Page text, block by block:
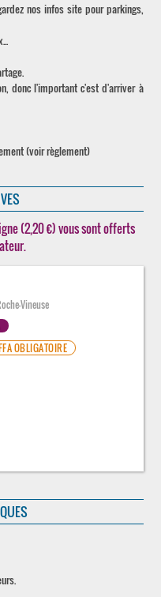
nos infos site pour parkings,
donc l'important c'est d'arriver à
(voir règlement)
(2,20 €) vous sont offerts
Vineuse
OBLIGATOIRE